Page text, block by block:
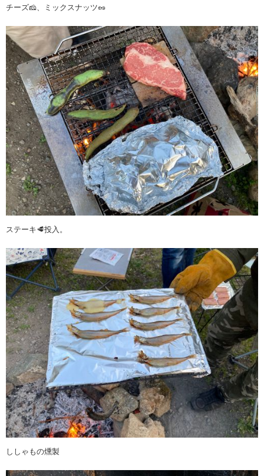
チーズ🧀、ミックスナッツ🥜
ステーキ🥩投入。
ししゃもの燻製